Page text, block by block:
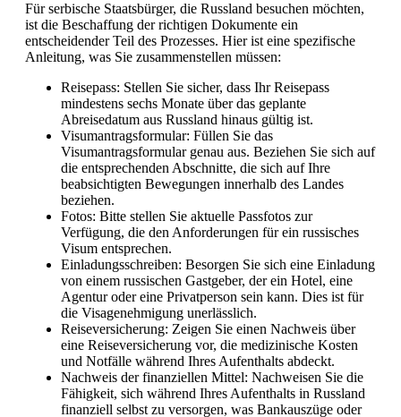
Für serbische Staatsbürger, die Russland besuchen möchten,
ist die Beschaffung der richtigen Dokumente ein
entscheidender Teil des Prozesses. Hier ist eine spezifische
Anleitung, was Sie zusammenstellen müssen:
Reisepass: Stellen Sie sicher, dass Ihr Reisepass
mindestens sechs Monate über das geplante
Abreisedatum aus Russland hinaus gültig ist.
Visumantragsformular: Füllen Sie das
Visumantragsformular genau aus. Beziehen Sie sich auf
die entsprechenden Abschnitte, die sich auf Ihre
beabsichtigten Bewegungen innerhalb des Landes
beziehen.
Fotos: Bitte stellen Sie aktuelle Passfotos zur
Verfügung, die den Anforderungen für ein russisches
Visum entsprechen.
Einladungsschreiben: Besorgen Sie sich eine Einladung
von einem russischen Gastgeber, der ein Hotel, eine
Agentur oder eine Privatperson sein kann. Dies ist für
die Visagenehmigung unerlässlich.
Reiseversicherung: Zeigen Sie einen Nachweis über
eine Reiseversicherung vor, die medizinische Kosten
und Notfälle während Ihres Aufenthalts abdeckt.
Nachweis der finanziellen Mittel: Nachweisen Sie die
Fähigkeit, sich während Ihres Aufenthalts in Russland
finanziell selbst zu versorgen, was Bankauszüge oder